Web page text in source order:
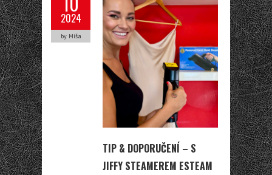
2024
by Míša
TIP & DOPORUČENÍ – S
JIFFY STEAMEREM ESTEAM